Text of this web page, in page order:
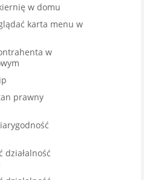
w domu
karta menu w
w
prawny
działalność